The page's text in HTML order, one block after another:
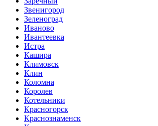
Звенигород
Зеленоград
Иваново
Ивантеевка
Истра
Кашира
Климовск
Клин
Коломна
Королев
Котельники
Красногорск
Краснознаменск